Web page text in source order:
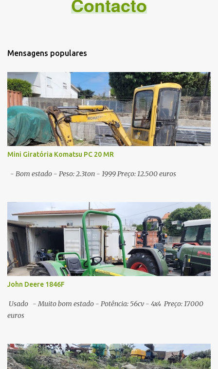
i
s
Mensagens populares
Mini Giratória Komatsu PC 20 MR
- Bom estado - Peso: 2.3ton - 1999 Preço: 12.500 euros
John Deere 1846F
Usado - Muito bom estado - Potência: 56cv - 4x4 Preço: 17000
euros